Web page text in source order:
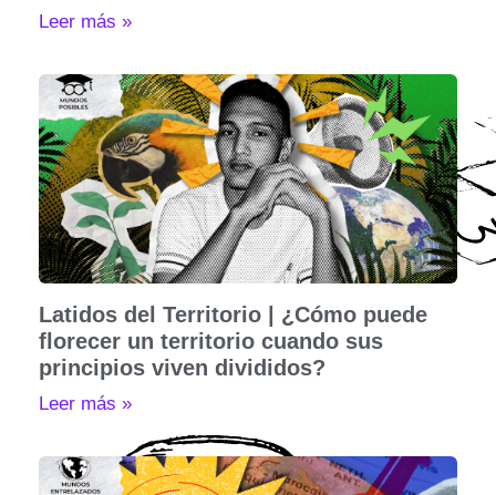
Leer más »
Latidos del Territorio | ¿Cómo puede
florecer un territorio cuando sus
principios viven divididos?
Leer más »